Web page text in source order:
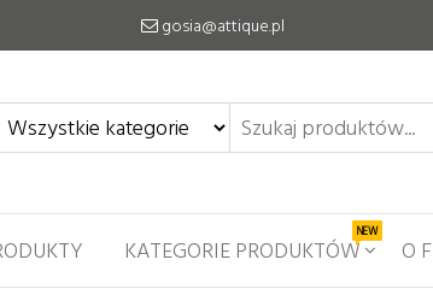
gosia@attique.pl
KATEGORIE PRODUKTÓW
NEW
O